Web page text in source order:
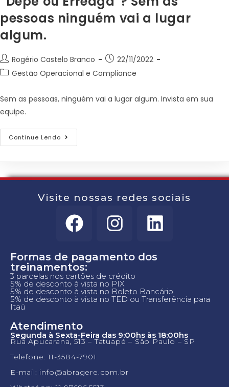
pessoas ninguém vai a lugar
algum.
Rogério Castelo Branco
22/11/2022
Gestão Operacional e Compliance
Sem as pessoas, ninguém vai a lugar algum. Invista em sua
equipe.
Continue Lendo
Visite nossas redes sociais
Formas de pagamento dos
treinamentos:
3 parcelas nos cartões de crédito
5% de desconto à vista no PIX
5% de desconto à vista no Boleto Bancário
5% de desconto à vista no TED ou Transferência para
Itaú
Atendimento
Segunda à Sexta-Feira das 9:00hs às 18:00hs
Rua Apucarana, 513 – Tatuapé – São Paulo – SP
Telefone: 11-3584-7901
E-mail: info@abragere.com.br